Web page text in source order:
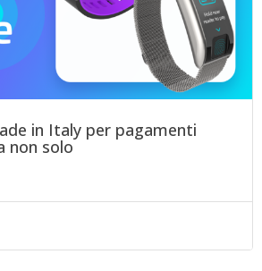
in Italy per pagamenti
non solo